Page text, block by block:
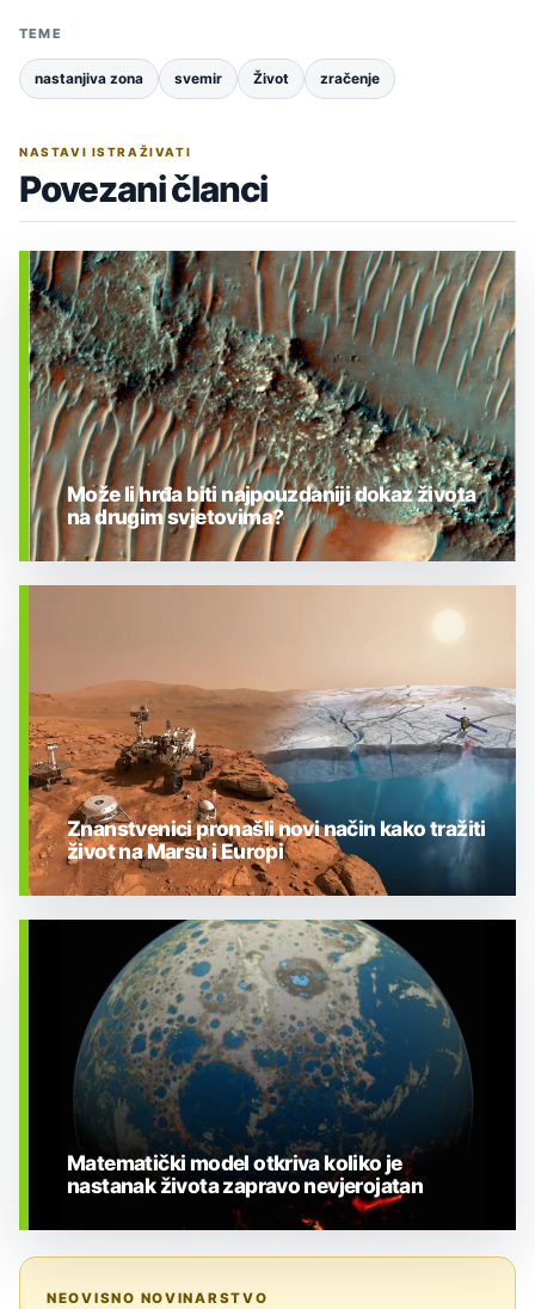
TEME
nastanjiva zona svemir Život zračenje
NASTAVI ISTRAŽIVATI
Povezani članci
Može li hrđa biti najpouzdaniji dokaz života
na drugim svjetovima?
BIOLOGIJA
Znanstvenici pronašli novi način kako tražiti
život na Marsu i Europi
Matematički model otkriva koliko je
nastanak života zapravo nevjerojatan
NEOVISNO NOVINARSTVO